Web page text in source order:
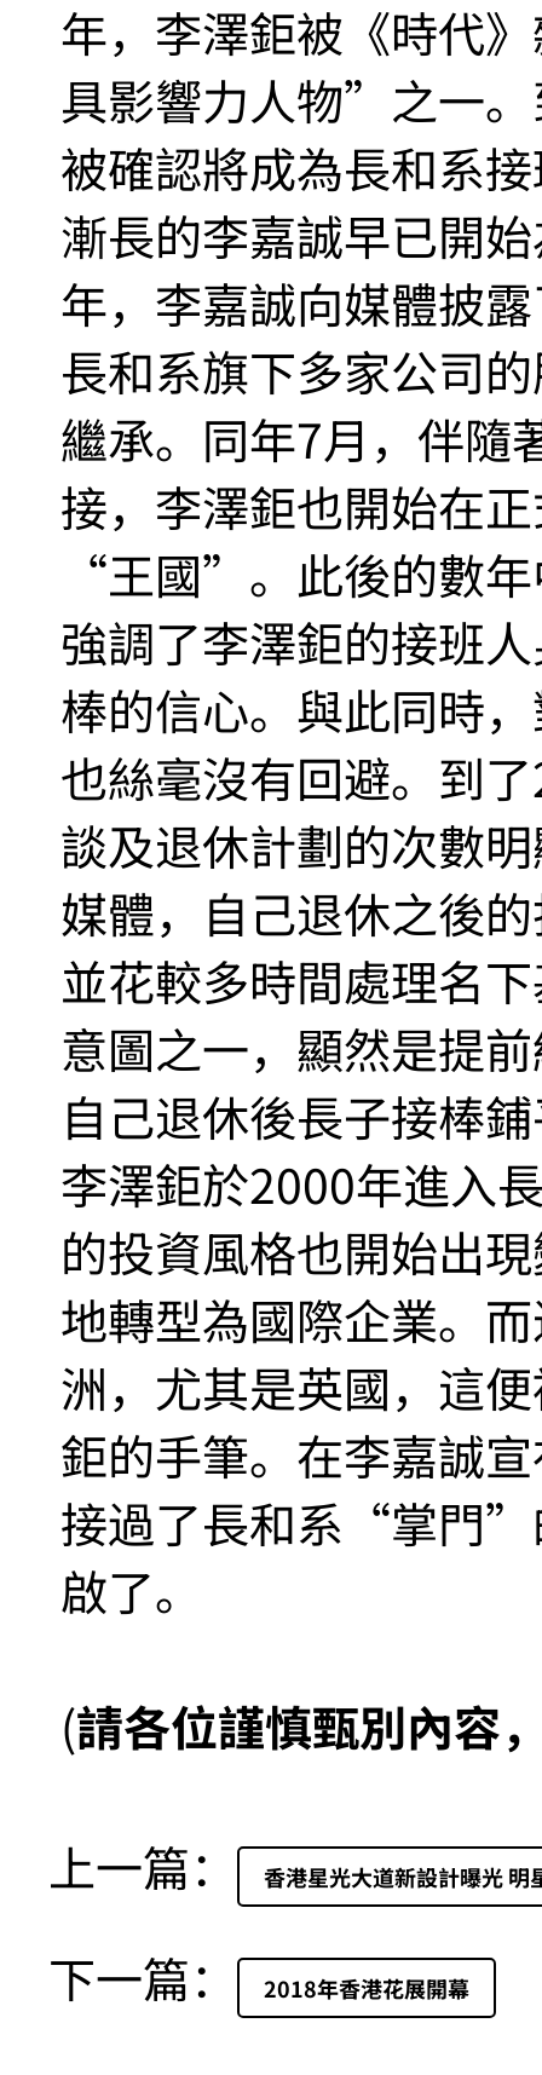
年，李澤鉅被《時代
具影響力人物”之一
被確認將成為長和系
漸長的李嘉誠早已開
年，李嘉誠向媒體披
長和系旗下多家公司
繼承。同年7月，伴隨
接，李澤鉅也開始在
“王國”。此後的數
強調了李澤鉅的接班
棒的信心。與此同時
也絲毫沒有回避。到
談及退休計劃的次數
媒體，自己退休之後
並花較多時間處理名
意圖之一，顯然是提
自己退休後長子接棒
李澤鉅於2000年進入
的投資風格也開始出
地轉型為國際企業。
洲，尤其是英國，這
鉅的手筆。在李嘉誠
接過了長和系“掌門”
啟了。
(請各位謹慎甄別內容
上一篇： 香港星光大道新設計曝光 明
下一篇： 2018年香港花展開幕